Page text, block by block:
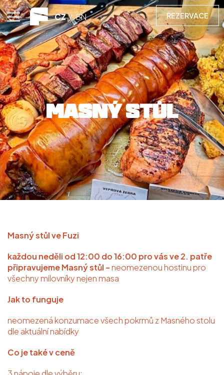
CZ / EN REZERVACE
MASNÝ STŮL
Masný stůl ve Fuzi
každou neděli od 12:00 do 16:00 pro vás ve 2. patře
připravujeme Masný stůl –neomezenou hostinu pro
všechny milovníky nejen masa
Jak to funguje
neomezená konzumace všech pokrmů z Masného stolu
dle aktuální nabídky
Co je také v ceně